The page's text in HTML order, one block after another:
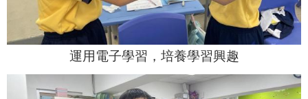
運用電子學習，培養學習興趣